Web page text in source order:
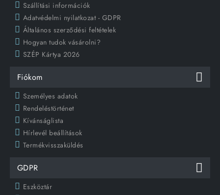
Szállítási információk
Adatvédelmi nyilatkozat - GDPR
Általános szerződési feltételek
Hogyan tudok vásárolni?
SZÉP Kártya 2026
Fiókom
Személyes adatok
Rendeléstörténet
Kívánságlista
Hírlevél beállítások
Termékvisszaküldés
GDPR
Eszköztár